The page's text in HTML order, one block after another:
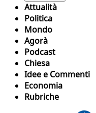
Attualità
Politica
Mondo
Agorà
Podcast
Chiesa
Idee e Commenti
Economia
Rubriche